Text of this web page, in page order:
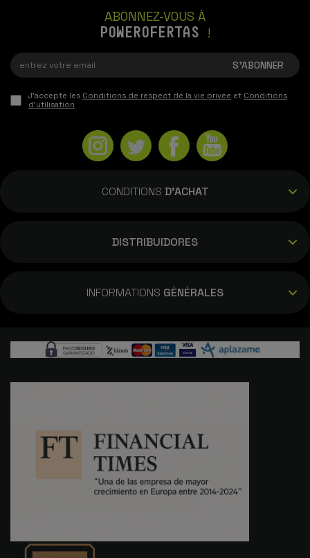
ABONNEZ-VOUS À
POWEROFERTAS !
J'accepte les Conditions de respect de la vie privée et Conditions
d'utilisation
CONDITIONS D'ACHAT
DISTRIBUIDORES
INFORMATIONS GÉNÉRALES